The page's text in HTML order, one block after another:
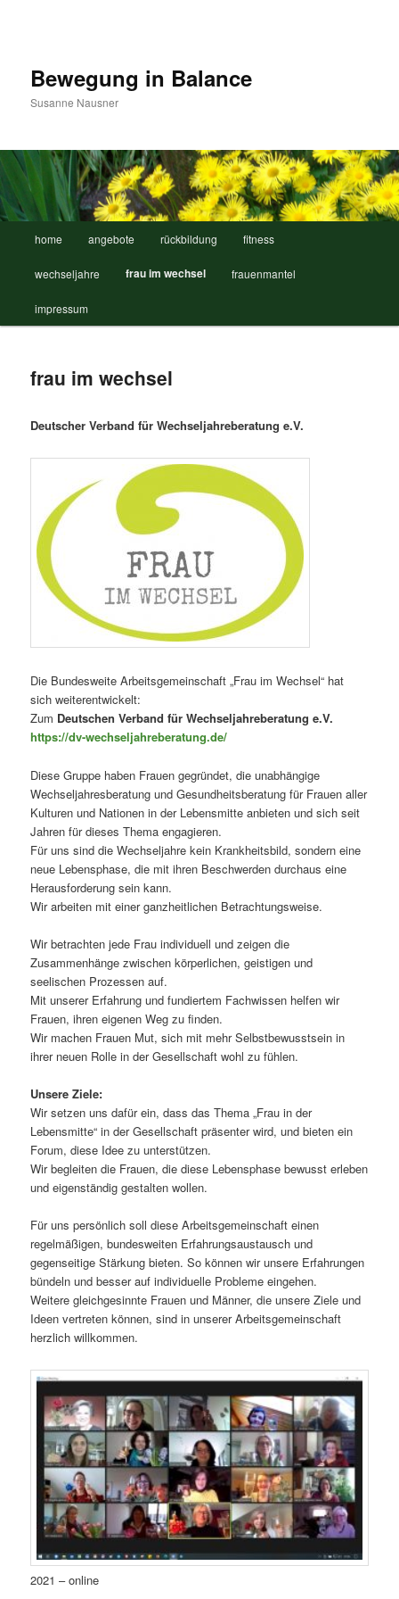
Bewegung in Balance
Susanne Nausner
home angebote rückbildung fitness
wechseljahre frau im wechsel frauenmantel
impressum
frau im wechsel
Deutscher Verband für Wechseljahreberatung e.V.
Die Bundesweite Arbeitsgemeinschaft „Frau im Wechsel“ hat
sich weiterentwickelt:
Zum Deutschen Verband für Wechseljahreberatung e.V.
https://dv-wechseljahreberatung.de/
Diese Gruppe haben Frauen gegründet, die unabhängige
Wechseljahresberatung und Gesundheitsberatung für Frauen aller
Kulturen und Nationen in der Lebensmitte anbieten und sich seit
Jahren für dieses Thema engagieren.
Für uns sind die Wechseljahre kein Krankheitsbild, sondern eine
neue Lebensphase, die mit ihren Beschwerden durchaus eine
Herausforderung sein kann.
Wir arbeiten mit einer ganzheitlichen Betrachtungsweise.
Wir betrachten jede Frau individuell und zeigen die
Zusammenhänge zwischen körperlichen, geistigen und
seelischen Prozessen auf.
Mit unserer Erfahrung und fundiertem Fachwissen helfen wir
Frauen, ihren eigenen Weg zu finden.
Wir machen Frauen Mut, sich mit mehr Selbstbewusstsein in
ihrer neuen Rolle in der Gesellschaft wohl zu fühlen.
Unsere Ziele:
Wir setzen uns dafür ein, dass das Thema „Frau in der
Lebensmitte“ in der Gesellschaft präsenter wird, und bieten ein
Forum, diese Idee zu unterstützen.
Wir begleiten die Frauen, die diese Lebensphase bewusst erleben
und eigenständig gestalten wollen.
Für uns persönlich soll diese Arbeitsgemeinschaft einen
regelmäßigen, bundesweiten Erfahrungsaustausch und
gegenseitige Stärkung bieten. So können wir unsere Erfahrungen
bündeln und besser auf individuelle Probleme eingehen.
Weitere gleichgesinnte Frauen und Männer, die unsere Ziele und
Ideen vertreten können, sind in unserer Arbeitsgemeinschaft
herzlich willkommen.
2021 – online